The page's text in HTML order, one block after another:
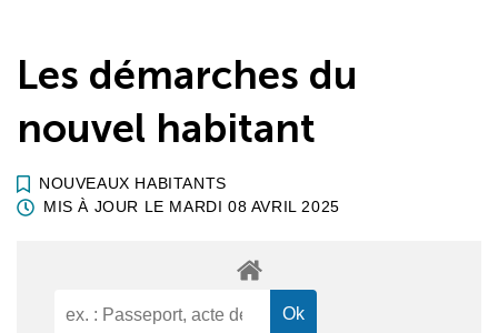
Les démarches du
nouvel habitant
NOUVEAUX HABITANTS
MIS À JOUR LE MARDI 08 AVRIL 2025